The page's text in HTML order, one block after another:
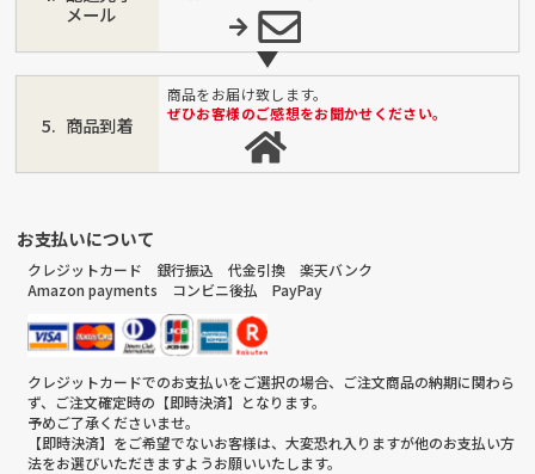
メール
商品到着
商品をお届け致します。
ぜひお客様のご感想をお聞かせください。
お支払いについて
クレジットカード 銀行振込 代金引換 楽天バンク
Amazon payments コンビニ後払 PayPay
クレジットカードでのお支払いをご選択の場合、ご注文商品の納期に関わら
ず、ご注文確定時の【即時決済】となります。
予めご了承くださいませ。
【即時決済】をご希望でないお客様は、大変恐れ入りますが他のお支払い方
法をお選びいただきますようお願いいたします。